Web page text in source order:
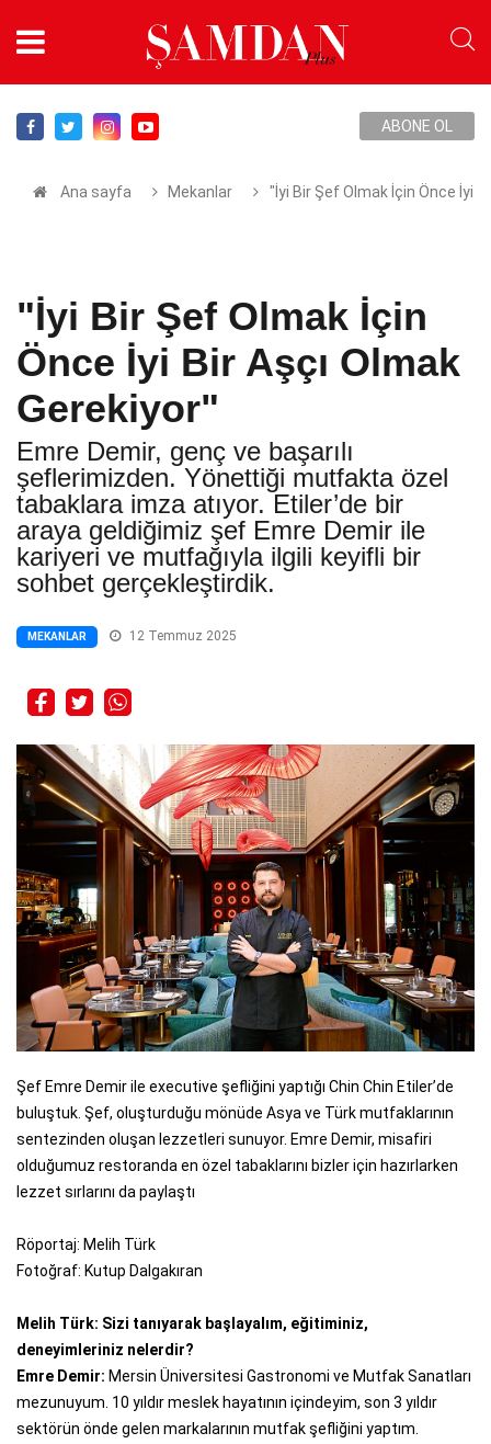
ABONE OL
Ana sayfa Mekanlar "İyi Bir Şef Olmak İçin Önce İyi
"İyi Bir Şef Olmak İçin
Önce İyi Bir Aşçı Olmak
Gerekiyor"
Emre Demir, genç ve başarılı
şeflerimizden. Yönettiği mutfakta özel
tabaklara imza atıyor. Etiler’de bir
araya geldiğimiz şef Emre Demir ile
kariyeri ve mutfağıyla ilgili keyifli bir
sohbet gerçekleştirdik.
MEKANLAR 12 Temmuz 2025
Şef Emre Demir ile executive şefliğini yaptığı Chin Chin Etiler’de
buluştuk. Şef, oluşturduğu mönüde Asya ve Türk mutfaklarının
sentezinden oluşan lezzetleri sunuyor. Emre Demir, misafiri
olduğumuz restoranda en özel tabaklarını bizler için hazırlarken
lezzet sırlarını da paylaştı
Röportaj: Melih Türk
Fotoğraf: Kutup Dalgakıran
Melih Türk: Sizi tanıyarak başlayalım, eğitiminiz,
deneyimleriniz nelerdir?
Emre Demir: Mersin Üniversitesi Gastronomi ve Mutfak Sanatları
mezunuyum. 10 yıldır meslek hayatının içindeyim, son 3 yıldır
sektörün önde gelen markalarının mutfak şefliğini yaptım.